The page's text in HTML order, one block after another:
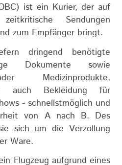
ist ein Kurier, der auf
zeitkritische Sendungen
zum Empfänger bringt.
dringend benötigte
Dokumente sowie
Medizinprodukte,
auch Bekleidung für
- schnellstmöglich und
von A nach B. Des
sich um die Verzollung
Ware.
Flugzeug aufgrund eines